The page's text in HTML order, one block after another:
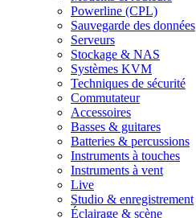
Powerline (CPL)
Sauvegarde des données
Serveurs
Stockage & NAS
Systèmes KVM
Techniques de sécurité
Commutateur
Accessoires
Basses & guitares
Batteries & percussions
Instruments à touches
Instruments à vent
Live
Studio & enregistrement
Éclairage & scène